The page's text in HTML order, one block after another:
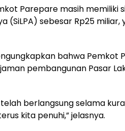
Parepare masih memiliki
(SiLPA) sebesar Rp25
bahwa Pemkot
pembangunan Pasar
berlangsung selama
kita penuhi,” jelasnya.